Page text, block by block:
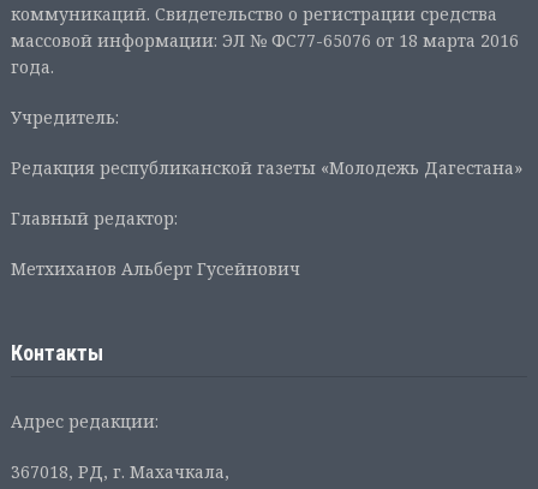
коммуникаций. Свидетельство о регистрации средства
массовой информации: ЭЛ № ФС77-65076 от 18 марта 2016
года.
Учредитель:
Редакция республиканской газеты «Молодежь Дагестана»
Главный редактор:
Метхиханов Альберт Гусейнович
Контакты
Адрес редакции:
367018, РД, г. Махачкала,